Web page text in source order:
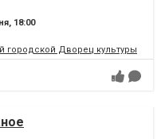
18:00
городской Дворец культуры